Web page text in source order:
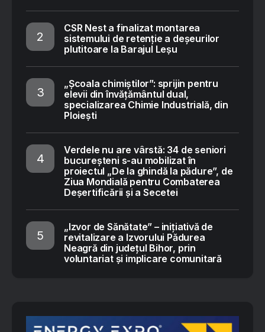
CSR Nest a finalizat montarea
sistemului de retenție a deșeurilor
plutitoare la Barajul Leșu
„Școala chimiștilor”: sprijin pentru
elevii din învățământul dual,
specializarea Chimie Industrială, din
Ploiești
Verdele nu are vârstă: 34 de seniori
bucureșteni s-au mobilizat în
proiectul „De la ghindă la pădure”, de
Ziua Mondială pentru Combaterea
Deșertificării și a Secetei
„Izvor de Sănătate” – inițiativă de
revitalizare a Izvorului Pădurea
Neagră din județul Bihor, prin
voluntariat și implicare comunitară